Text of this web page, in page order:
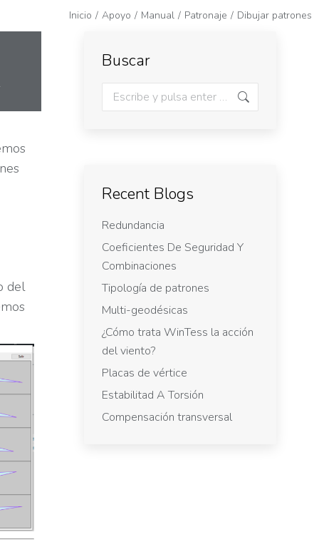
Inicio Apoyo Manual Patronaje Dibujar patrones
del
Buscar
Recent Blogs
Redundancia
Coeficientes De Seguridad Y
Combinaciones
Tipología de patrones
Multi-geodésicas
¿Cómo trata WinTess la acción
del viento?
Placas de vértice
Estabilitad A Torsión
Compensación transversal